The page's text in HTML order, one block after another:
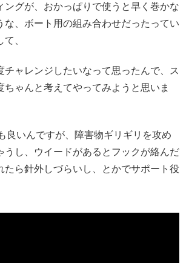
ングが、おかっぱりで使うと早く巻かな
な、ボート用の組み合わせだったってい
、
チャレンジしたいなって思ったんで、ス
ちゃんと考えてやってみようと思いま
良いんですが、障害物ギリギリを攻め
うし、ウイードがあるとフックが絡んだ
たら針外しづらいし、とかでサポート役